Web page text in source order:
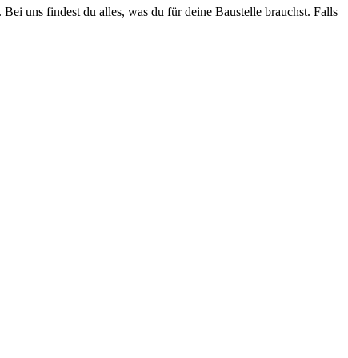
uns findest du alles, was du für deine Baustelle brauchst. Falls